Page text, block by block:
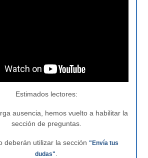
Estimados lectores:
ausencia, hemos vuelto a habilitar la
sección de preguntas.
deberán utilizar la sección "Envía tus
dudas"